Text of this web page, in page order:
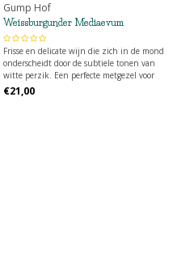
Gump Hof
Weissburgunder Mediaevum
Frisse en delicate wijn die zich in de mond
onderscheidt door de subtiele tonen van
witte perzik. Een perfecte metgezel voor
elk moment.
€21,00